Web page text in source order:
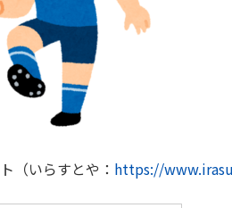
（いらすとや： https://